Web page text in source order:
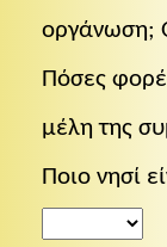
οργάνωση;
Πόσες
μέλη της
Ποιο νησί